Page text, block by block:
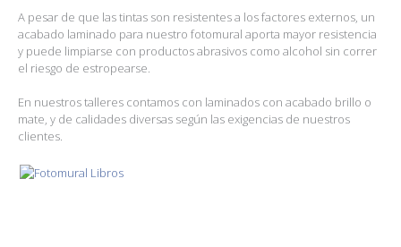
A pesar de que las tintas son resistentes a los factores externos, un
acabado laminado para nuestro fotomural aporta mayor resistencia
y puede limpiarse con productos abrasivos como alcohol sin correr
el riesgo de estropearse.
En nuestros talleres contamos con laminados con acabado brillo o
mate, y de calidades diversas según las exigencias de nuestros
clientes.